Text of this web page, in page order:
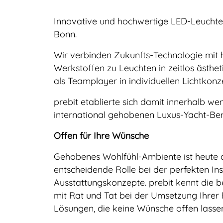
Innovative und hochwertige LED-
Bonn.
Wir verbinden Zukunfts-Technologie mit
Werkstoffen zu Leuchten in zeitlos
als Teamplayer in individuellen
prebit etablierte sich damit innerhalb
international gehobenen Luxus-Yacht-
Offen für Ihre Wünsche
Gehobenes Wohlfühl-Ambiente ist
entscheidende Rolle bei der perfekten
Ausstattungskonzepte. prebit kennt die
mit Rat und Tat bei der Umsetzung
Lösungen, die keine Wünsche offen